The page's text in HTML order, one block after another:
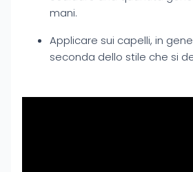
mani.
Applicare sui capelli, in
seconda dello stile che si